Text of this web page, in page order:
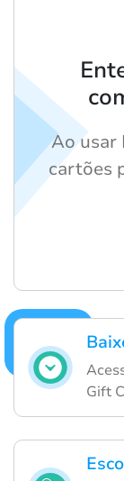
Gift
Ao usar
cartões